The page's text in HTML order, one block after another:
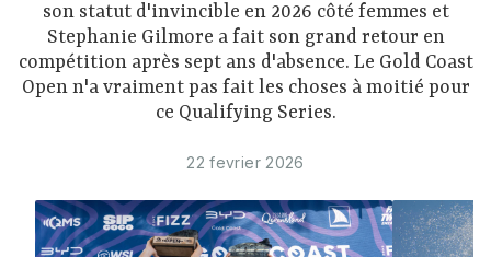
son statut d'invincible en 2026 côté femmes et
Stephanie Gilmore a fait son grand retour en
compétition après sept ans d'absence. Le Gold Coast
Open n'a vraiment pas fait les choses à moitié pour
ce Qualifying Series.
22 fevrier 2026